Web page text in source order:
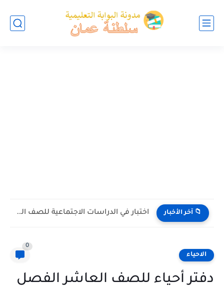
📁 آخر الأخبار اختبار في الدراسات الاجتماعية للصف التاسع الفصل الثاني الدور الاول...
الاحياء
0
دفتر أحياء للصف العاشر الفصل